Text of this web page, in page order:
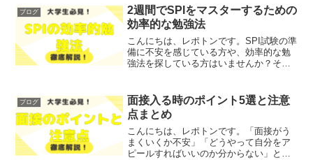
や封筒の選び方を、わかりやすく解説し
ます！レポトンこの記事は...
ブログ
2週間でSPIをマスターするための
効率的な勉強法
こんにちは、レポトンです。SPI試験の準
備に不安を感じている方や、効率的な勉
強法を探している方はいませんか？そこ
説します！レポトンこの記事は次のよう
な人におすすめ！...
ブログ
面接入る時のポイント5選と注意
点まとめ
こんにちは、レポトンです。「面接がう
まくいくか不安」「どうやって自分をア
ピールすればいいのか分からない」とい